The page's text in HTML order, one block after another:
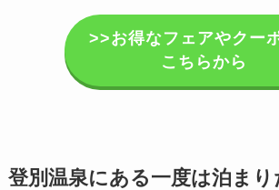
>>お得なフェアやクー
こちらから
登別温泉にある一度は泊ま